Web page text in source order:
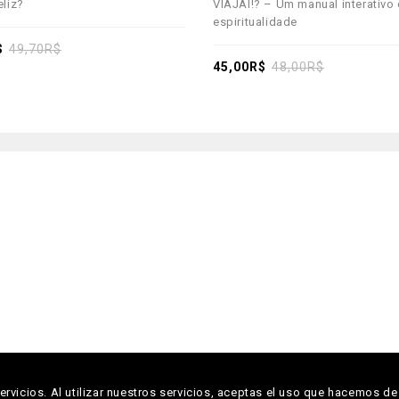
49,70R$
VIAJAÍ!? – Um manual interativo
espiritualidade
48,00R$
45,00R$
Al utilizar nuestros servicios, aceptas el uso que hacemos